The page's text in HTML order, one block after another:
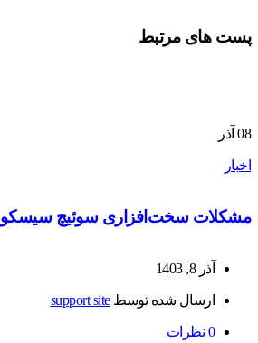
پست های مرتبط
08 آذر
اخبار
مشکلات سخت‌افزاری سوئیچ سیسکو
آذر 8, 1403
ارسال شده توسطsupport site
0 نظرات